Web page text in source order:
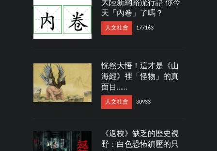
大陸新網路流行語 你今
天「內卷」了嗎？
人文社會 177163
恍然大悟！這才是《山
海經》裡「怪物」的真
面目……
人文社會 30933
《返校》缺乏的歷史視
野：白色恐怖鎮壓的只